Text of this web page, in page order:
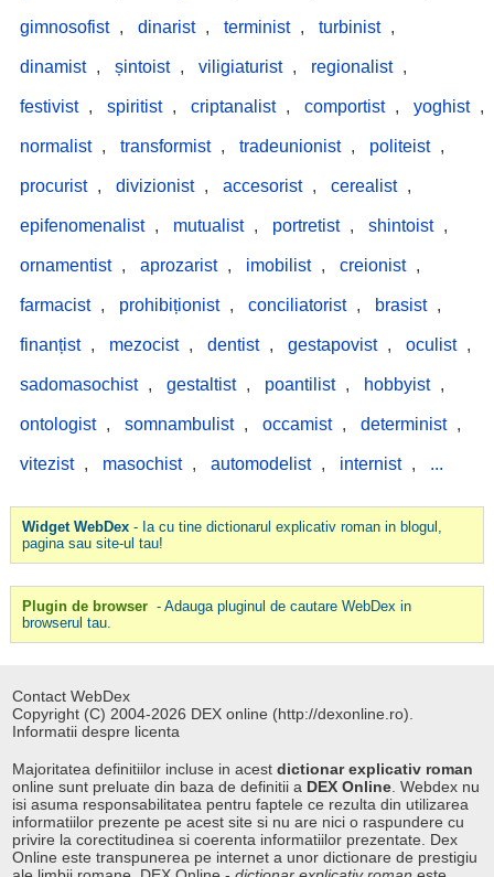
gimnosofist , dinarist , terminist , turbinist ,
dinamist , șintoist , viligiaturist , regionalist ,
festivist , spiritist , criptanalist , comportist , yoghist ,
normalist , transformist , tradeunionist , politeist ,
procurist , divizionist , accesorist , cerealist ,
epifenomenalist , mutualist , portretist , shintoist ,
ornamentist , aprozarist , imobilist , creionist ,
farmacist , prohibiționist , conciliatorist , brasist ,
finanțist , mezocist , dentist , gestapovist , oculist ,
sadomasochist , gestaltist , poantilist , hobbyist ,
ontologist , somnambulist , occamist , determinist ,
vitezist , masochist , automodelist , internist , ...
Widget WebDex- Ia cu tine dictionarul explicativ roman in blogul,
pagina sau site-ul tau!
Plugin de browser - Adauga pluginul de cautare WebDex in
browserul tau.
Contact WebDex
Copyright (C) 2004-2026 DEX online (http://dexonline.ro).
Informatii despre licenta
Majoritatea definitiilor incluse in acestdictionar explicativ roman
online sunt preluate din baza de definitii a DEX Online . Webdex nu
isi asuma responsabilitatea pentru faptele ce rezulta din utilizarea
informatiilor prezente pe acest site si nu are nici o raspundere cu
privire la corectitudinea si coerenta informatiilor prezentate. Dex
Online este transpunerea pe internet a unor dictionare de prestigiu